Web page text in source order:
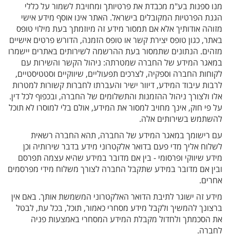
מנו ספנות בע"מ מכבדת את פרטיותך ומחויבת לשמור על כללי
הגנת הפרטיות המקובלים בישראל. האתר אינו אוסף מידע אישי
מזוהה אודותיך אלא אם תמסור מידע זה מיוזמתך בעת מילוי טופס
באתר, כגון טופס יצירת קשר או טופס הזמנה, הדורש פרטים אישיים
מזהים. הנתונים שתמסור בעת ההרשמה לשירותים באתרים יישמרו
במאגר המידע של החברה שמטרתה: ניהול הקשר והשירות עם
לקוחות החברה וספקיה, לצרכים תפעוליים, שיווקיים וסטטיסטיים,
לרבות עיבוד המידע, דיוור ישיר והעברתו לחברות קשורות למטרות
אלו ולצורך ניהול ההזמנות והתשלומים של החברה, ובכפוף לכל דין.
על פי חוק, אינך מחויב למסור את המידע, אולם בלי למוסרו לא תוכל
להשתמש בשירותים אלה.
עם רישומך במאגר המידע של החברה, תהא החברה רשאית
לשלוח אליך מדי פעם בדואר אלקטרוני מידע בדבר שירותיה וכן
מידע שיווקי ופרסומי - בין אם מדובר במידע שהיא עצמה תפרסם
ובין אם מדובר במידע שתקבל החברה לצורך משלוח מידי מפרסמים
אחרים.
מידע זה ישוגר לתיבת הדואר האלקטרוני המשמשת אותך. באם אין
ברצונך להמשיך ולקבל מידע מסחרי כאמור, תוכל, בכל עת, לבטל
את הסכמתך ולחדול מקבלת המידע המסחרי באמצעות פניה
לחברה.